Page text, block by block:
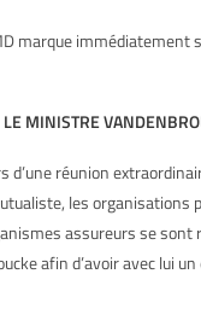
marque immédiatement
LE MINISTRE
d’une réunion
les organisations
assureurs se sont
afin d’avoir avec lui